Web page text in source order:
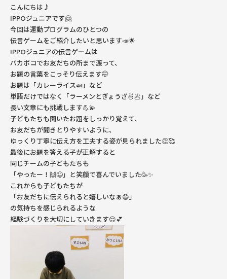
こんにちは♪
IPPOジュニアです🤗
今回は運動プログラムのひとつの
伝言ゲームをご紹介したいと思います📣🌟
IPPOジュニアの伝言ゲームは
パカポコでお友だちの所まで渡って、
お題の言葉をこっそり伝えます🤭
お題は「カレーライス🍛」など
単語だけではなく「ラーメンとぎょうざ🍜🥟」など
長い文章にも挑戦します💪💫
子どもたちも聞いたお題をしっかり覚えて、
お友だちが聞きとりやすいように、
ゆっくり丁寧に伝え方を工夫する姿が見られました👏🥰
最後にお題を答える子が正解すると
同じチームの子どもたちも
「やったー！🙌😆」と笑顔で喜んでいました🥳✨
これからも子どもたちが
「お友だちに伝えられると嬉しいなぁ😄」
の気持ちを感じられるような
経験づくりを大切にしていきます😌💕